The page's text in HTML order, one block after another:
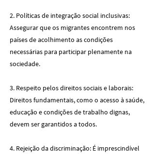
2. Políticas de integração social inclusivas:
Assegurar que os migrantes encontrem nos
países de acolhimento as condições
necessárias para participar plenamente na
sociedade.
3. Respeito pelos direitos sociais e laborais:
Direitos fundamentais, como o acesso à saúde,
educação e condições de trabalho dignas,
devem ser garantidos a todos.
4. Rejeição da discriminação: É imprescindível